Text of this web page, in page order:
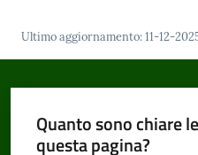
Servizi
Vivere
Galliera
Menu selezionato
Ultimo aggiornamento:11-12-
Quanto sono chiare
questa pagina?